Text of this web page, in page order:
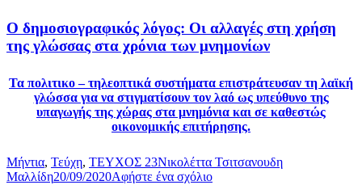
Ο δημοσιογραφικός λόγος: Οι αλλαγές στη χρήση
της γλώσσας στα χρόνια των μνημονίων
Τα πολιτικο – τηλεοπτικά συστήματα επιστράτευσαν τη λαϊκή
γλώσσα για να στιγματίσουν τον λαό ως υπεύθυνο της
υπαγωγής της χώρας στα μνημόνια και σε καθεστώς
οικονομικής επιτήρησης.
Μήντια, Τεύχη, ΤΕΥΧΟΣ 23Νικολέττα Τσιτσανουδη
Μαλλίδη20/09/2020Αφήστε ένα σχόλιο